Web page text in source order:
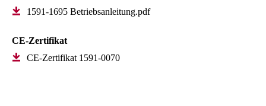
1591-1695 Betriebsanleitung.pdf
CE-Zertifikat
CE-Zertifikat 1591-0070